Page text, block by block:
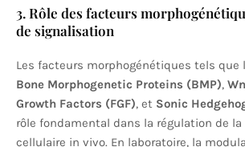
3. Rôle des facteurs
de signalisation
Les facteurs morphogénétiques tels que
Bone Morphogenetic Proteins (BMP),
Growth Factors (FGF), et Sonic
rôle fondamental dans la régulation de
cellulaire in vivo. En laboratoire, la